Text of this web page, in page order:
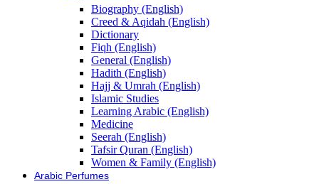
Biography (English)
Creed & Aqidah (English)
Dictionary
Fiqh (English)
General (English)
Hadith (English)
Hajj & Umrah (English)
Islamic Studies
Learning Arabic (English)
Medicine
Seerah (English)
Tafsir Quran (English)
Women & Family (English)
Arabic Perfumes